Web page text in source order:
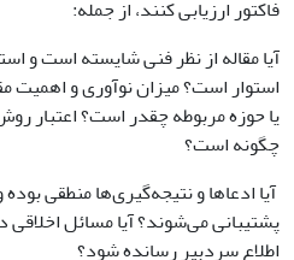
فاکتور ارزیابی کنند، از جمله:
آیا مقاله از نظر فنی شایسته است و
استوار است؟ میزان نوآوری و اهمیت
یا حوزه مربوطه چقدر است؟ اعتبار
چگونه است؟
آیا ادعاها و نتیجه‌گیری‌ها منطقی
پشتیبانی می‌شوند؟ آیا مسائل اخلاقی
اطلاع سردبیر رسانده شود؟